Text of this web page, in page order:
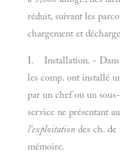
réduit, suivant les
chargement et
I. Installation. - Dans
les comp. ont installé
par un chef ou un
service ne présentant
l'exploitation des ch.
mémoire.